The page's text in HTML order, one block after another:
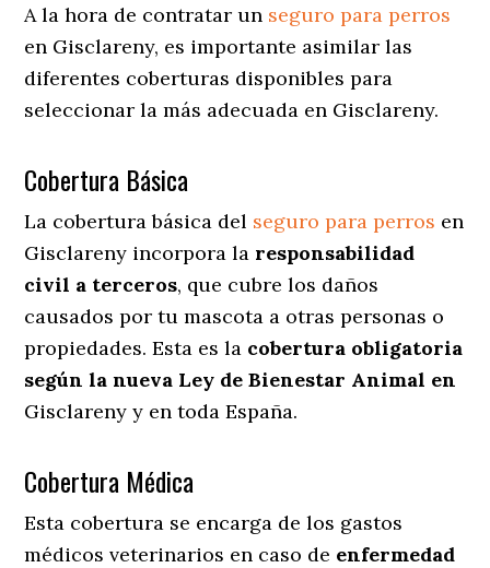
A la hora de contratar un seguro para perros
en Gisclareny, es importante asimilar las
diferentes coberturas disponibles para
seleccionar la más adecuada en Gisclareny.
Cobertura Básica
La cobertura básica del seguro para perros en
Gisclareny incorpora la responsabilidad
civil a terceros, que cubre los daños
causados por tu mascota a otras personas o
propiedades. Esta es la cobertura obligatoria
según la nueva Ley de Bienestar Animal en
Gisclareny y en toda España.
Cobertura Médica
Esta cobertura se encarga de los gastos
médicos veterinarios en caso de enfermedad